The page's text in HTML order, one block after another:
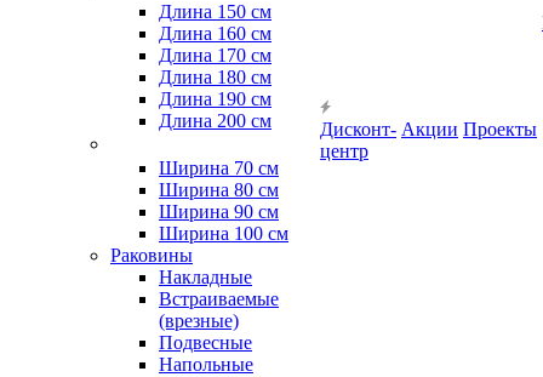
Длина 150 см
Длина 160 см
Длина 170 см
Длина 180 см
Длина 190 см
Длина 200 см
Ширина 70 см
Ширина 80 см
Ширина 90 см
Ширина 100 см
Раковины
Накладные
Встраиваемые
(врезные)
Подвесные
Напольные
Дисконт-
центр
Акции Проекты